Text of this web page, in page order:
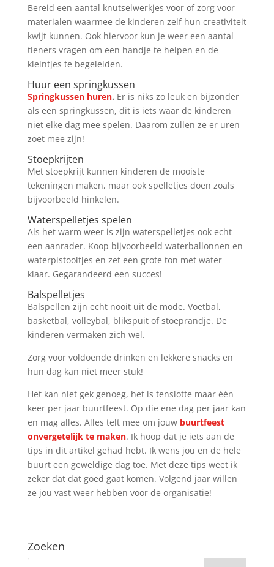
Bereid een aantal knutselwerkjes voor of zorg voor
materialen waarmee de kinderen zelf hun creativiteit
kwijt kunnen. Ook hiervoor kun je weer een aantal
tieners vragen om een handje te helpen en de
kleintjes te begeleiden.
Huur een springkussen
Springkussen huren. Er is niks zo leuk en bijzonder
als een springkussen, dit is iets waar de kinderen
niet elke dag mee spelen. Daarom zullen ze er uren
zoet mee zijn!
Stoepkrijten
Met stoepkrijt kunnen kinderen de mooiste
tekeningen maken, maar ook spelletjes doen zoals
bijvoorbeeld hinkelen.
Waterspelletjes spelen
Als het warm weer is zijn waterspelletjes ook echt
een aanrader. Koop bijvoorbeeld waterballonnen en
waterpistooltjes en zet een grote ton met water
klaar. Gegarandeerd een succes!
Balspelletjes
Balspellen zijn echt nooit uit de mode. Voetbal,
basketbal, volleybal, blikspuit of stoeprandje. De
kinderen vermaken zich wel.
Zorg voor voldoende drinken en lekkere snacks en
hun dag kan niet meer stuk!
Het kan niet gek genoeg, het is tenslotte maar één
keer per jaar buurtfeest. Op die ene dag per jaar kan
en mag alles. Alles telt mee om jouw buurtfeest
onvergetelijk te maken. Ik hoop dat je iets aan de
tips in dit artikel gehad hebt. Ik wens jou en de hele
buurt een geweldige dag toe. Met deze tips weet ik
zeker dat dat goed gaat komen. Volgend jaar willen
ze jou vast weer hebben voor de organisatie!
Zoeken